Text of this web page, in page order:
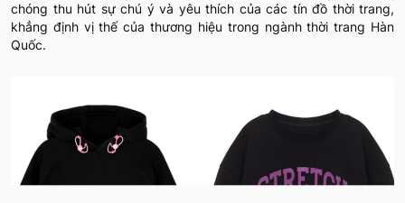
chóng thu hút sự chú ý và yêu thích của các tín đồ thời trang,
khẳng định vị thế của thương hiệu trong ngành thời trang Hàn
Quốc.